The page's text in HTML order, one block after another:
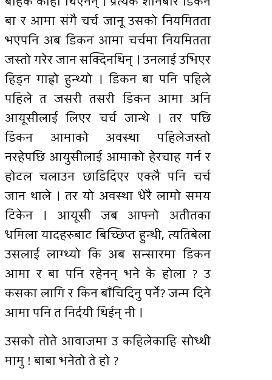
बा र आमा संगै चर्च जानू उसको नियमितता
भएपनि अब डिकन आमा चर्चमा नियमितता
जस्तो गरेर जान सक्दिनथिन् । उनलाई उभिएर
हिड्न गाह्रो हुन्थ्यो । डिकन बा पनि पहिले
पहिले त जसरी तसरी डिकन आमा अनि
आयूसीलाई लिएर चर्च जान्थे । तर पछि
डिकन आमाको अवस्था पहिलेजस्तो
नरहेपछि आयुसीलाई आमाको हेरचाह गर्न र
होटल चलाउन छाडिदिएर एक्लै पनि चर्च
जान थाले । तर यो अवस्था धेरै लामो समय
टिकेन । आयूसी जब आफ्नो अतीतका
धमिला यादहरुबाट बिच्छिप्त हुन्थी, त्यतिबेला
उसलाई लाग्थ्यो कि अब सन्सारमा डिकन
आमा र बा पनि रहेनन् भने के होला ? उ
कसका लागि र किन बाँचिदिनु पर्ने? जन्म दिने
आमा पनि त निर्दयी थिईन् नी ।
उसको तोते आवाजमा उ कहिलेकाहि सोध्थी
मामु ! बाबा भनेतो ते हो ?